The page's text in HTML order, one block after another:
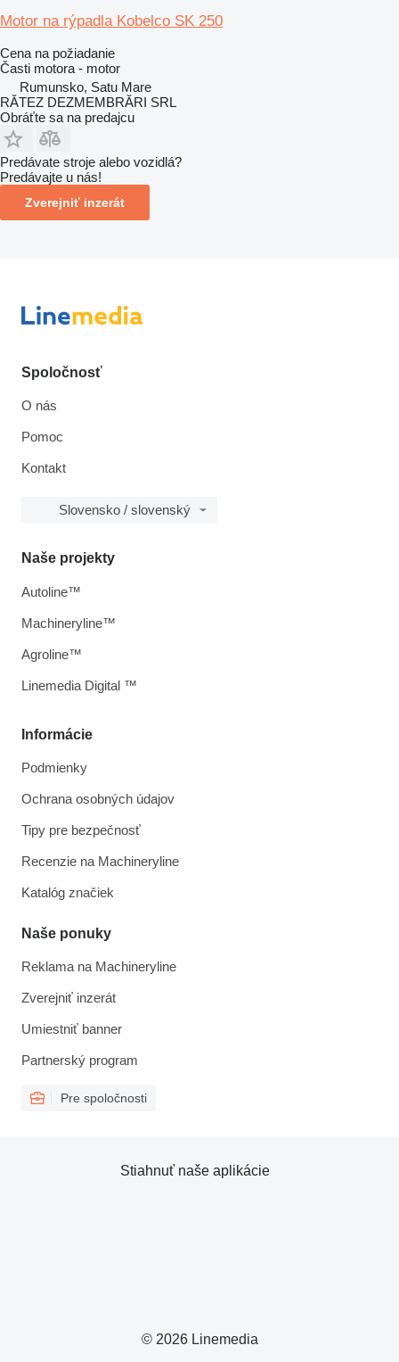
Motor na rýpadla Kobelco SK 250
Cena na požiadanie
Časti motora - motor
Rumunsko, Satu Mare
RĂTEZ DEZMEMBRĂRI SRL
Obráťte sa na predajcu
Predávate stroje alebo vozidlá?
Predávajte u nás!
Zverejniť inzerát
Spoločnosť
O nás
Pomoc
Kontakt
Slovensko / slovenský
Informácie
Podmienky
Ochrana osobných údajov
Tipy pre bezpečnosť
Recenzie na Machineryline
Katalóg značiek
Naše ponuky
Reklama na Machineryline
Zverejniť inzerát
Umiestniť banner
Partnerský program
Pre spoločnosti
Naše projekty
Autoline™
Machineryline™
Agroline™
Linemedia Digital ™
© 2026 Linemedia
Stiahnuť naše aplikácie